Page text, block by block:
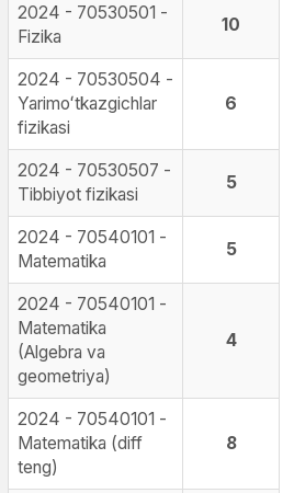
2024 - 70530501 -
Fizika
10
2024 - 70530504 -
Yarimoʻtkazgichlar
fizikasi
6
2024 - 70530507 -
Tibbiyot fizikasi
5
2024 - 70540101 -
Matematika
5
2024 - 70540101 -
Matematika
(Algebra va
geometriya)
4
2024 - 70540101 -
Matematika (diff
teng)
8